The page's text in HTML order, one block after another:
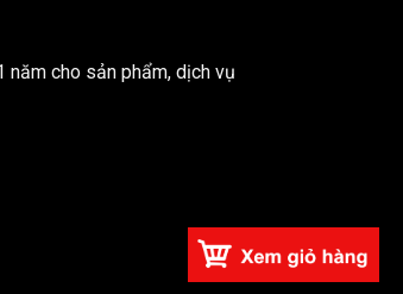
năm cho sản phẩm, dịch vụ